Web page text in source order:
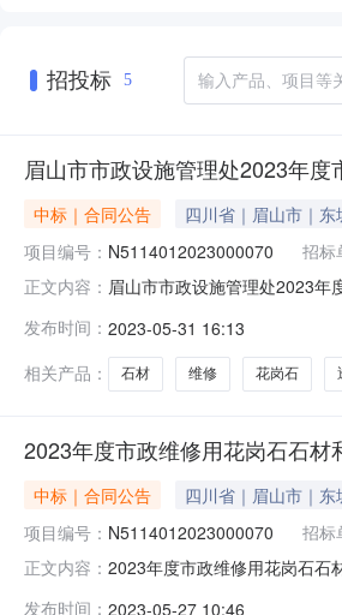
招投标 5
眉山市市政设施管理处2023年
中标｜合同公告 四川省｜眉山市｜东
项目编号： N5114012023000070 招标
正文内容： 眉山市市政设施管理处2023
38号联系方式：028-
发布时间： 2023-05-31 16:13
相关产品：
石材 维修 花岗石
2023年度市政维修用花岗石石材
中标｜合同公告 四川省｜眉山市｜东
项目编号： N5114012023000070 招标
正文内容： 2023年度市政维修用花岗石石
发布时间： 2023-05-27 10:46